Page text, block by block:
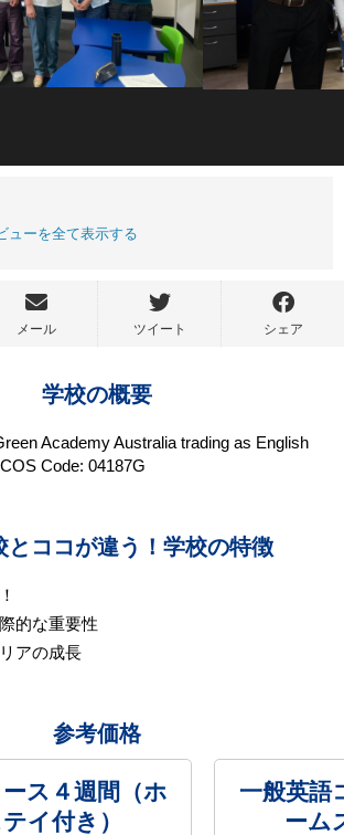
ューを全て表示する
メール ツイート シェア
学校の概要
Academy Australia trading as English
Code: 04187G
とココが違う！学校の特徴
的な重要性
アの成長
参考価格
ス４週間（ホ
イ付き）
一般英語
ーム